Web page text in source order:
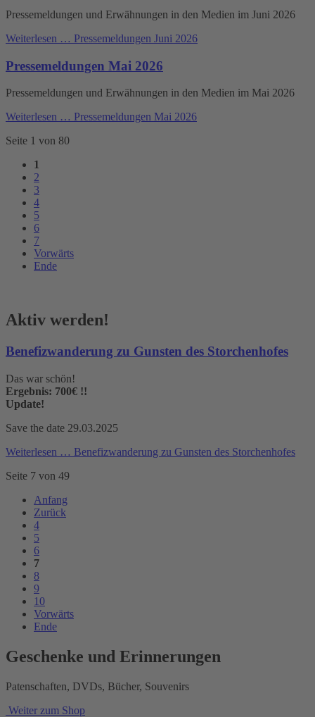
Pressemeldungen und Erwähnungen in den Medien im Juni 2026
Weiterlesen … Pressemeldungen Juni 2026
Pressemeldungen Mai 2026
Pressemeldungen und Erwähnungen in den Medien im Mai 2026
Weiterlesen … Pressemeldungen Mai 2026
Seite 1 von 80
1
2
3
4
5
6
7
Vorwärts
Ende
Aktiv werden!
Benefizwanderung zu Gunsten des Storchenhofes
Das war schön!
Ergebnis: 700€ !!
Update!
Save the date 29.03.2025
Weiterlesen … Benefizwanderung zu Gunsten des Storchenhofes
Seite 7 von 49
Anfang
Zurück
4
5
6
7
8
9
10
Vorwärts
Ende
Geschenke und Erinnerungen
Patenschaften, DVDs, Bücher, Souvenirs
Weiter zum Shop